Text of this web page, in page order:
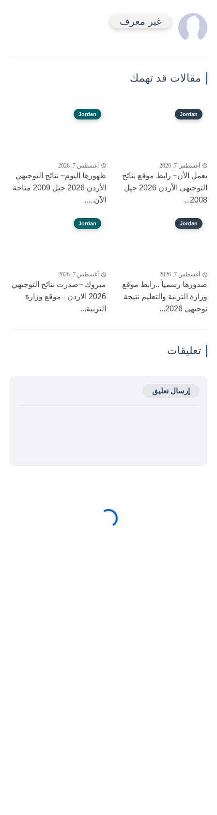
غير معرف
مقالات قد تهمك
Jordan
أغسطس 7, 2026
يعمل الأن~ رابط موقع نتائج
التوجيهي الأردن 2026 جيل
2008...
Jordan
أغسطس 7, 2026
ظهورها اليوم~ نتائج التوجيهي
الأردن 2026 جيل 2009 متاحة
الآن.....
Jordan
أغسطس 7, 2026
صدورها رسمياً ..رابط موقع
وزارة التربية والتعليم نتيجة
توجيهي 2026...
Jordan
أغسطس 7, 2026
مبروك ~صدرت نتائج التوجيهي
2026 الاردن - موقع وزارة
التربية...
تعليقات
إرسال تعليق